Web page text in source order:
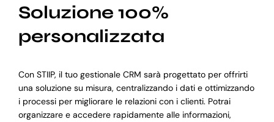
Soluzione 100%
personalizzata
Con STIIP, il tuo gestionale CRM sarà progettato per offrirti
una soluzione su misura, centralizzando i dati e ottimizzando
i processi per migliorare le relazioni con i clienti. Potrai
organizzare e accedere rapidamente alle informazioni,